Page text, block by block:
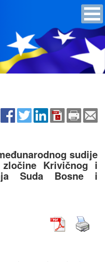
sudije
Krivičnog i
Suda Bosne i